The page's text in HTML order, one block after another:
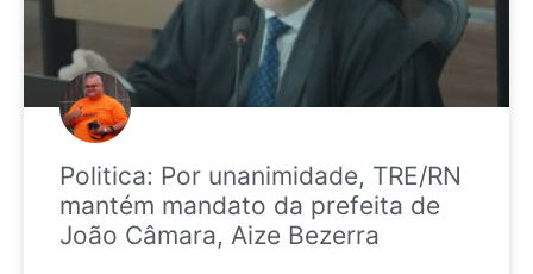
Politica: Por unanimidade, TRE/RN
mantém mandato da prefeita de
João Câmara, Aize Bezerra